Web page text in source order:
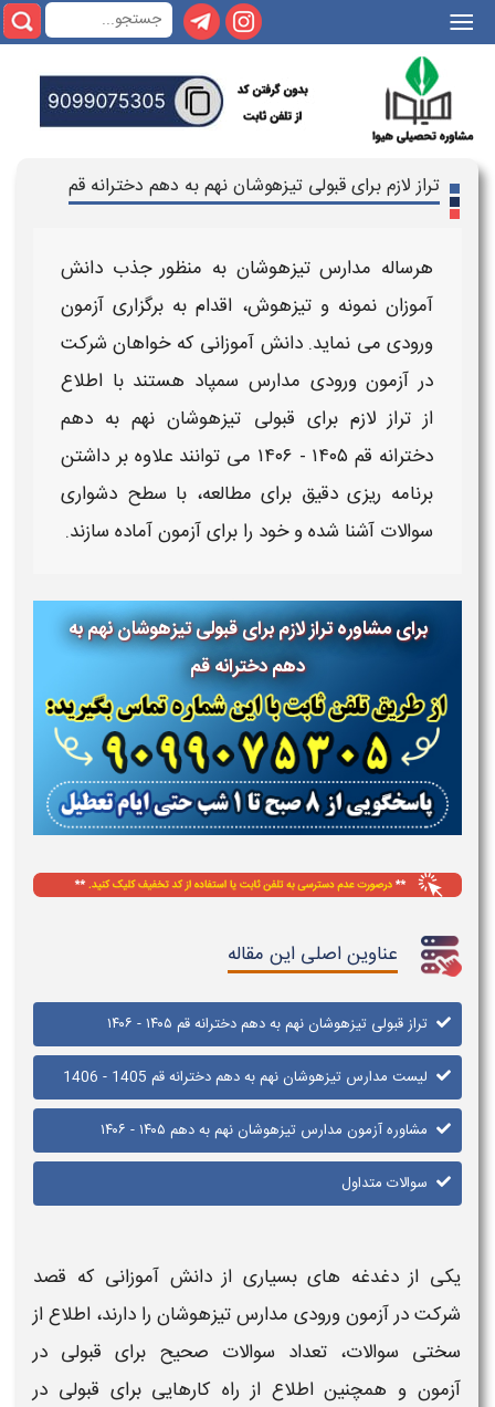
|||
تراز لازم برای قبولی تیزهوشان نهم به دهم دخترانه قم
هرساله مدارس تیزهوشان به منظور جذب دانش
آموزان نمونه و تیزهوش، اقدام به برگزاری آزمون
ورودی می نماید. دانش آموزانی که خواهان شرکت
در آزمون ورودی مدارس سمپاد هستند با اطلاع
ازتراز لازم برای قبولی تیزهوشان نهم به دهم
دخترانه قم​ ​​۱۴۰۵ - ۱۴۰۶
می توانند علاوه بر داشتن
برنامه ریزی دقیق برای مطالعه، با سطح دشواری
سوالات آشنا شده و خود را برای آزمون آماده سازند.
برای مشاوره تراز لازم برای قبولی تیزهوشان نهم به
دهم دخترانه قم
عناوین اصلی این مقاله
تراز قبولی تیزهوشان نهم به دهم دخترانه قم ​​۱۴۰۵ - ۱۴۰۶
لیست مدارس تیزهوشان نهم به دهم دخترانه قم 1405 - 1406
مشاوره آزمون مدارس تیزهوشان نهم به دهم ​​۱۴۰۵ - ۱۴۰۶
سوالات متداول
یکی از دغدغه های بسیاری از دانش آموزانی که قصد
شرکت در آزمون ورودی مدارس تیزهوشان را دارند، اطلاع از
سختی سوالات، تعداد سوالات صحیح برای قبولی در
آزمونو همچنین اطلاع از راه کارهایی برای قبولی در